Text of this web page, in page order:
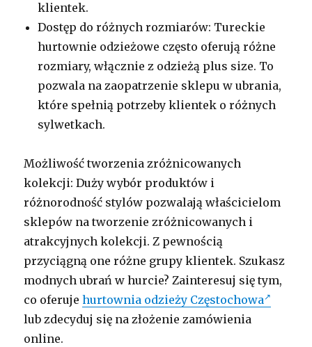
klientek.
Dostęp do różnych rozmiarów: Tureckie
hurtownie odzieżowe często oferują różne
rozmiary, włącznie z odzieżą plus size. To
pozwala na zaopatrzenie sklepu w ubrania,
które spełnią potrzeby klientek o różnych
sylwetkach.
Możliwość tworzenia zróżnicowanych
kolekcji: Duży wybór produktów i
różnorodność stylów pozwalają właścicielom
sklepów na tworzenie zróżnicowanych i
atrakcyjnych kolekcji. Z pewnością
przyciągną one różne grupy klientek. Szukasz
modnych ubrań w hurcie? Zainteresuj się tym,
co oferujehurtownia odzieży Częstochowa
lub zdecyduj się na złożenie zamówienia
online.